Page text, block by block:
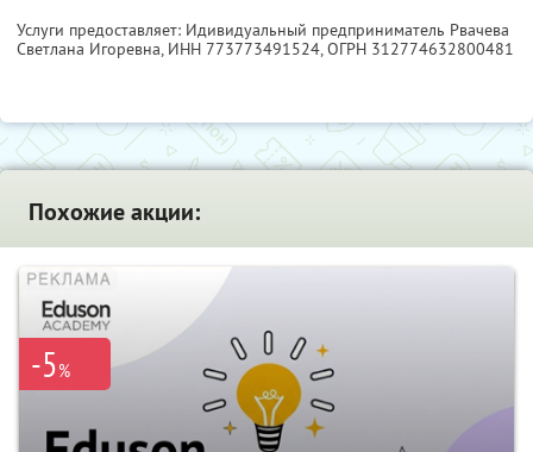
Услуги предоставляет: Идивидуальный предприниматель Рвачева
Светлана Игоревна, ИНН 773773491524, ОГРН 312774632800481
Похожие акции:
-5%